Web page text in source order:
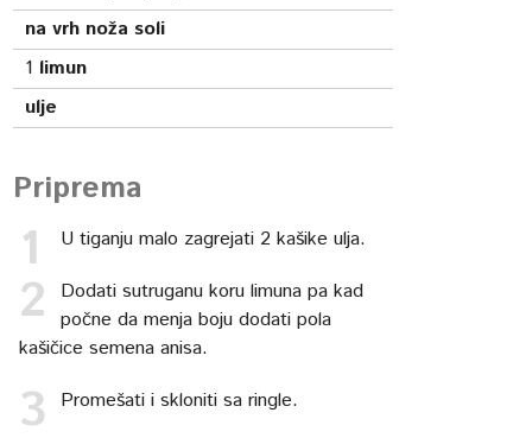
na vrh noža soli
1 limun
ulje
Priprema
U tiganju malo zagrejati 2 kašike ulja.
Dodati sutruganu koru limuna pa kad
počne da menja boju dodati pola
kašičice semena anisa.
Promešati i skloniti sa ringle.